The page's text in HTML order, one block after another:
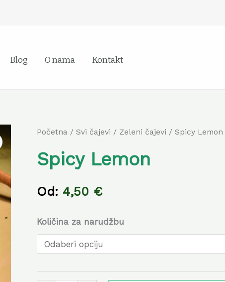
Blog O nama Kontakt
Početna /Svi čajevi / Zeleni čajevi / Spicy Lemon
Spicy Lemon
Od: 4,50 €
Količina za narudžbu
Spicy
količina